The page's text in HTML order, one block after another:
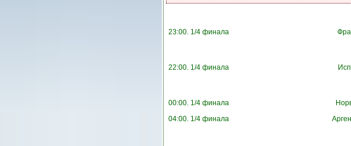
23:00. 1/4 финала
22:00. 1/4 финала
00:00. 1/4 финала
04:00. 1/4 финала